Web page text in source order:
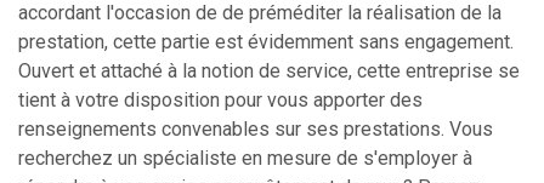
accordant l'occasion de de préméditer la réalisation de la
prestation, cette partie est évidemment sans engagement.
Ouvert et attaché à la notion de service, cette entreprise se
tient à votre disposition pour vous apporter des
renseignements convenables sur ses prestations. Vous
recherchez un spécialiste en mesure de s'employer à